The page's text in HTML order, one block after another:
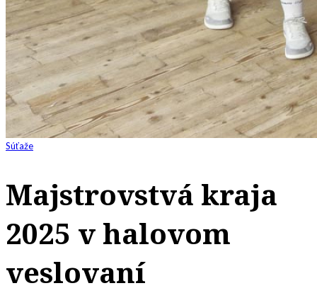
Súťaže
Majstrovstvá kraja
2025 v halovom
veslovaní